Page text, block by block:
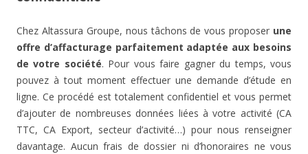
Chez Altassura Groupe, nous tâchons de vous proposer une
offre d’affacturage parfaitement adaptée aux besoins
de votre société. Pour vous faire gagner du temps, vous
pouvez à tout moment effectuer une demande d’étude en
ligne. Ce procédé est totalement confidentiel et vous permet
d’ajouter de nombreuses données liées à votre activité (CA
TTC, CA Export, secteur d’activité…) pour nous renseigner
davantage. Aucun frais de dossier ni d’honoraires ne vous